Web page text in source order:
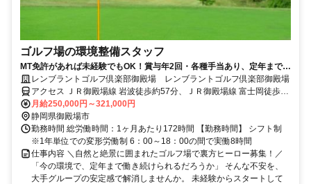
ゴルフ場の環境整備スタッフ
MT免許があれば未経験でもOK！賞与年2回・各種手当あり、定年まで安
定勤務
レンブラントゴルフ倶楽部御殿場 レンブラントゴルフ倶楽部御殿場
アクセス ＪＲ御殿場線 岩波徒歩約57分、ＪＲ御殿場線 富士岡徒歩約
78分、ＪＲ御殿場線 南御殿場徒歩約109分 ＜お車でお越しの場合＞
東名高速道路「裾野IC」より約10分／「御殿場IC」より約20分／駒
門スマートICより車で約10分 https://www.rembrandt-golf.jp/access/
月給250,000円～321,000円
静岡県御殿場市
勤務時間 総労働時間：1ヶ月あたり172時間 【勤務時間】 シフト制
※1年単位での変形労働制 6：00～18：00の間で実働8時間
仕事内容 ＼自然と絶景に囲まれたゴルフ場で裏方ヒーロー募集！／
「今の環境で、定年まで働き続けられるだろうか」 そんな不安を、
大手グループの安定感で解消しませんか。 未経験からスタートして